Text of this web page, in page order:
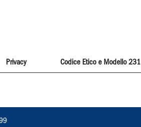
Privacy Codice Etico e Modello 231